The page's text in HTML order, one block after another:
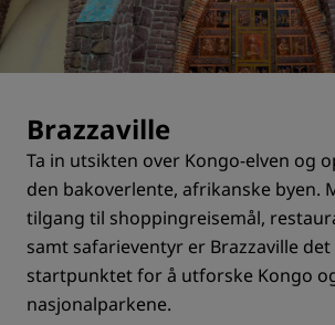
Brazzaville
Ta in utsikten over Kongo-elven og
den bakoverlente, afrikanske byen.
tilgang til shoppingreisemål,
samt safarieventyr er Brazzaville
startpunktet for å utforske Kongo
nasjonalparkene.